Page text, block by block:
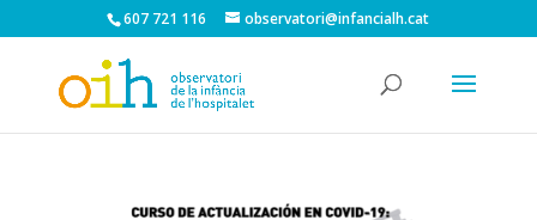
607 721 116 observatori@infancialh.cat